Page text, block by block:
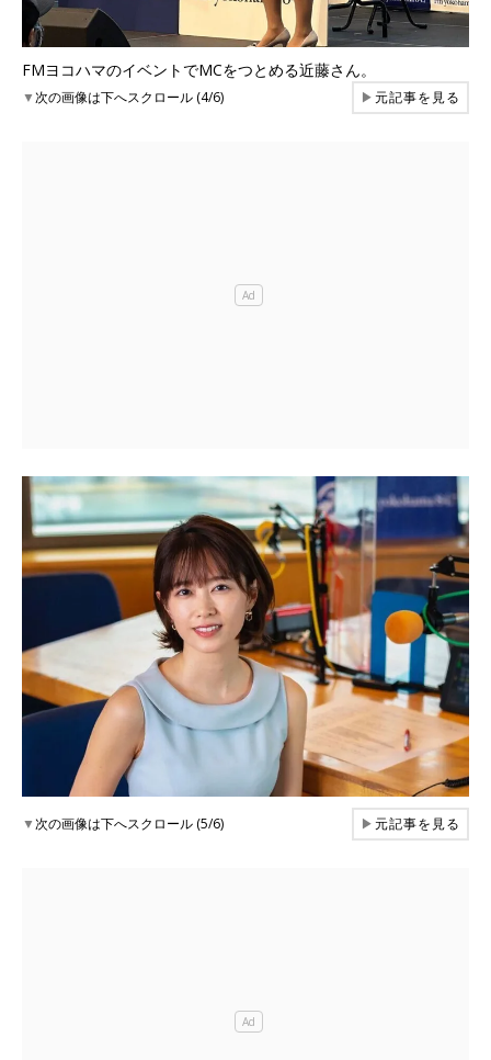
FMヨコハマのイベントでMCをつとめる近藤さん。
▼次の画像は下へスクロール (4/6) ▶元記事を見る
▼次の画像は下へスクロール (5/6) ▶元記事を見る